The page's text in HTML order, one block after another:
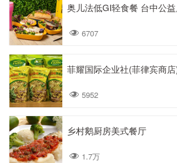
奥儿法低GI轻食餐 台中公
6707
菲耀国际企业社(菲律宾商
5952
乡村鹅厨房美式餐厅
1.7万